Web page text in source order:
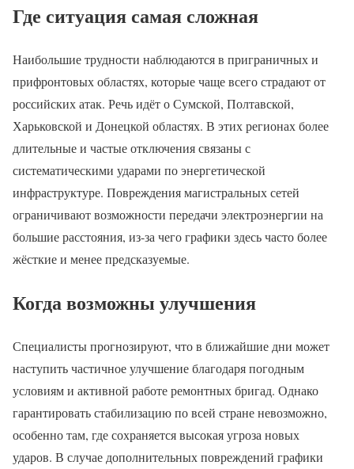
Где ситуация самая сложная
Наибольшие трудности наблюдаются в приграничных и
прифронтовых областях, которые чаще всего страдают от
российских атак. Речь идёт о Сумской, Полтавской,
Харьковской и Донецкой областях. В этих регионах более
длительные и частые отключения связаны с
систематическими ударами по энергетической
инфраструктуре. Повреждения магистральных сетей
ограничивают возможности передачи электроэнергии на
большие расстояния, из-за чего графики здесь часто более
жёсткие и менее предсказуемые.
Когда возможны улучшения
Специалисты прогнозируют, что в ближайшие дни может
наступить частичное улучшение благодаря погодным
условиям и активной работе ремонтных бригад. Однако
гарантировать стабилизацию по всей стране невозможно,
особенно там, где сохраняется высокая угроза новых
ударов. В случае дополнительных повреждений графики